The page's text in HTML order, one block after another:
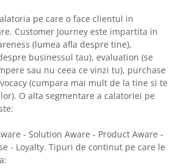
pe care o face clientul in
Customer Journey este impartita in
(lumea afla despre tine),
businessul tau), evaluation (se
sau nu ceea ce vinzi tu), purchase
(cumpara mai mult de la tine si te
O alta segmentare a calatoriei pe
- Solution Aware - Product Aware -
- Loyalty. Tipuri de continut pe care le